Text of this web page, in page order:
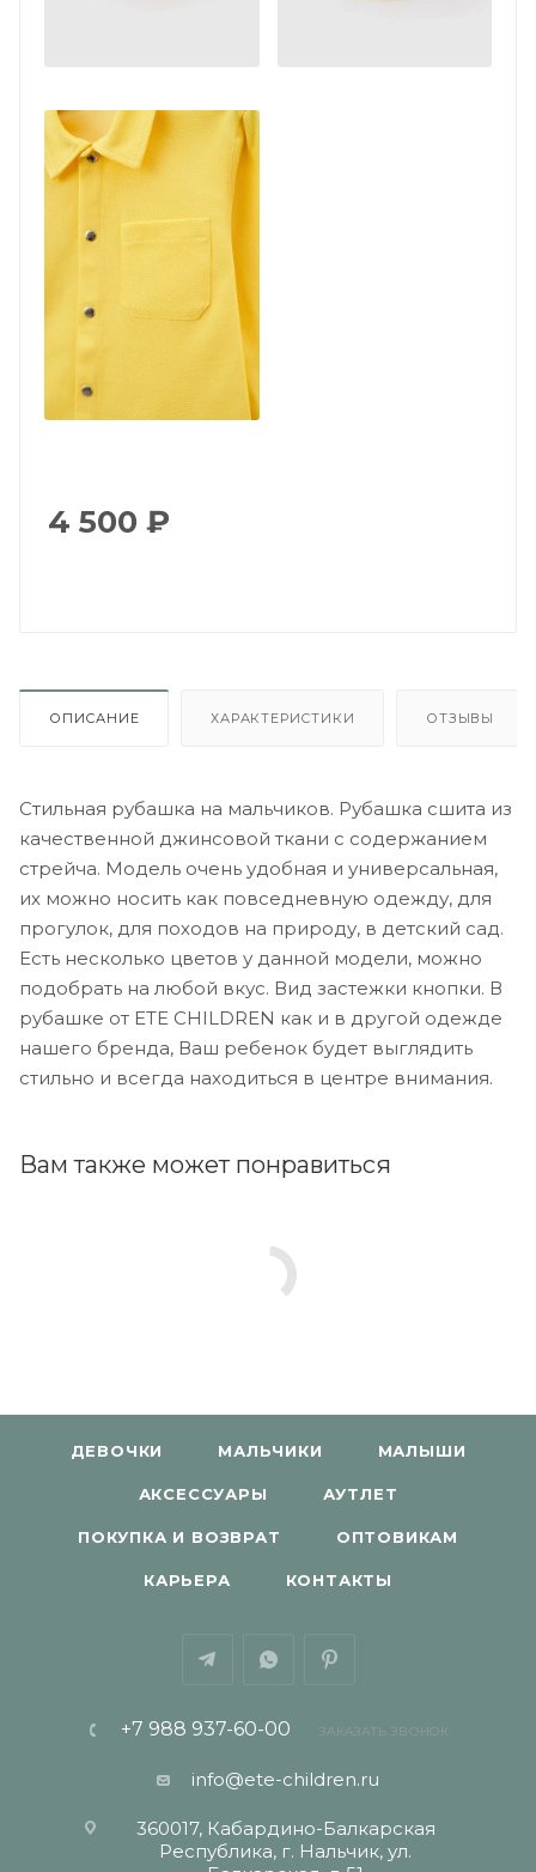
4 500 ₽
ОПИСАНИЕ ХАРАКТЕРИСТИКИ ОТЗЫВЫ
Стильная рубашка на мальчиков. Рубашка сшита из
качественной джинсовой ткани с содержанием
стрейча. Модель очень удобная и универсальная,
их можно носить как повседневную одежду, для
прогулок, для походов на природу, в детский сад.
Есть несколько цветов у данной модели, можно
подобрать на любой вкус. Вид застежки кнопки. В
рубашке от ETE CHILDREN как и в другой одежде
нашего бренда, Ваш ребенок будет выглядить
стильно и всегда находиться в центре внимания.
Вам также может понравиться
ДЕВОЧКИ МАЛЬЧИКИ МАЛЫШИ
АКСЕССУАРЫ АУТЛЕТ
ПОКУПКА И ВОЗВРАТ ОПТОВИКАМ
КАРЬЕРА КОНТАКТЫ
+7 988 937-60-00 ЗАКАЗАТЬ ЗВОНОК
info@ete-children.ru
360017, Кабардино-Балкарская
Республика, г. Нальчик, ул.